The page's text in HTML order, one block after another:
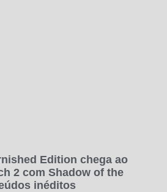
Edition chega ao
2 com Shadow of the
inéditos